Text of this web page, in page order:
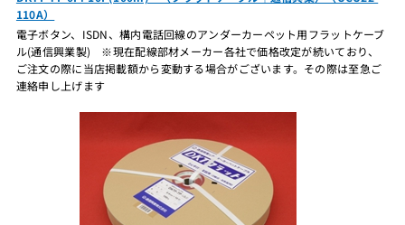
110A）
電子ボタン、ISDN、構内電話回線のアンダーカーペット用フラットケーブ
ル(通信興業製) ※現在配線部材メーカー各社で価格改定が続いており、
ご注文の際に当店掲載額から変動する場合がございます。その際は至急ご
連絡申し上げます